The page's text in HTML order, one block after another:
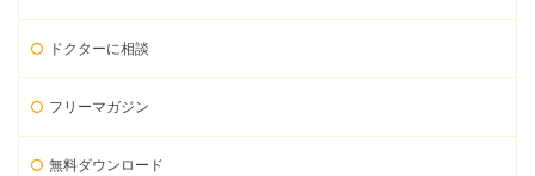
ドクターに相談
フリーマガジン
無料ダウンロード